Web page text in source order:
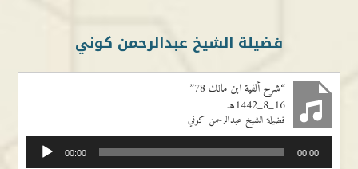
فضيلة الشيخ عبدالرحمن كوني
“شرح ألفية ابن مالك 78”
16_8_1442هـ
فضيلة الشيخ عبدالرحمن كوني
الصوت
00:00 00:00